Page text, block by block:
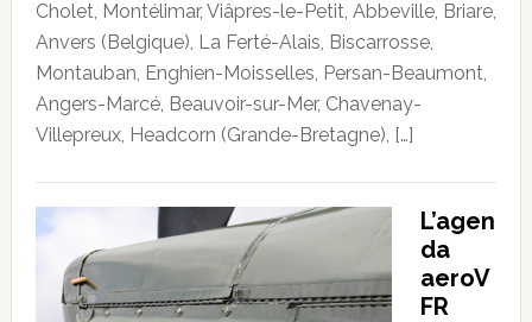
Cholet, Montélimar, Viâpres-le-Petit, Abbeville, Briare,
Anvers (Belgique), La Ferté-Alais, Biscarrosse,
Montauban, Enghien-Moisselles, Persan-Beaumont,
Angers-Marcé, Beauvoir-sur-Mer, Chavenay-
Villepreux, Headcorn (Grande-Bretagne), […]
L’agen
da
aeroV
FR